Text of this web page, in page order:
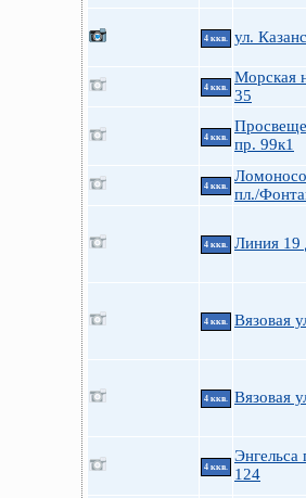
4 ккв. ул.
4 ккв.
Морская
35
4 ккв.
пр. 99к1
4 ккв.
пл./
4 ккв. Линия 19
4 ккв. Вязовая
4 ккв. Вязовая
4 ккв.
Энгельса
124